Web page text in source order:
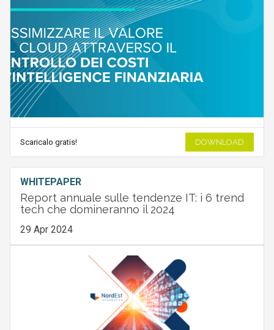
Scaricalo gratis! DOWNLOAD
WHITEPAPER
Report annuale sulle tendenze IT: i 6 trend
tech che domineranno il 2024
29 Apr 2024